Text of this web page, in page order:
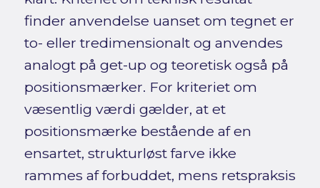
finder anvendelse uanset om tegnet er
to- eller tredimensionalt og anvendes
analogt på get-up og teoretisk også på
positionsmærker. For kriteriet om
væsentlig værdi gælder, at et
positionsmærke bestående af en
ensartet, struktur­løst farve ikke
rammes af forbuddet, mens retspraksis